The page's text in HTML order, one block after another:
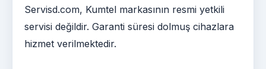
Servisd.com, Kumtel markasının resmi yetkili
servisi değildir. Garanti süresi dolmuş cihazlara
hizmet verilmektedir.